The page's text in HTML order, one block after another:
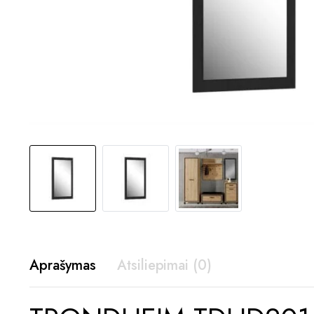
Aprašymas Atsiliepimai (0)